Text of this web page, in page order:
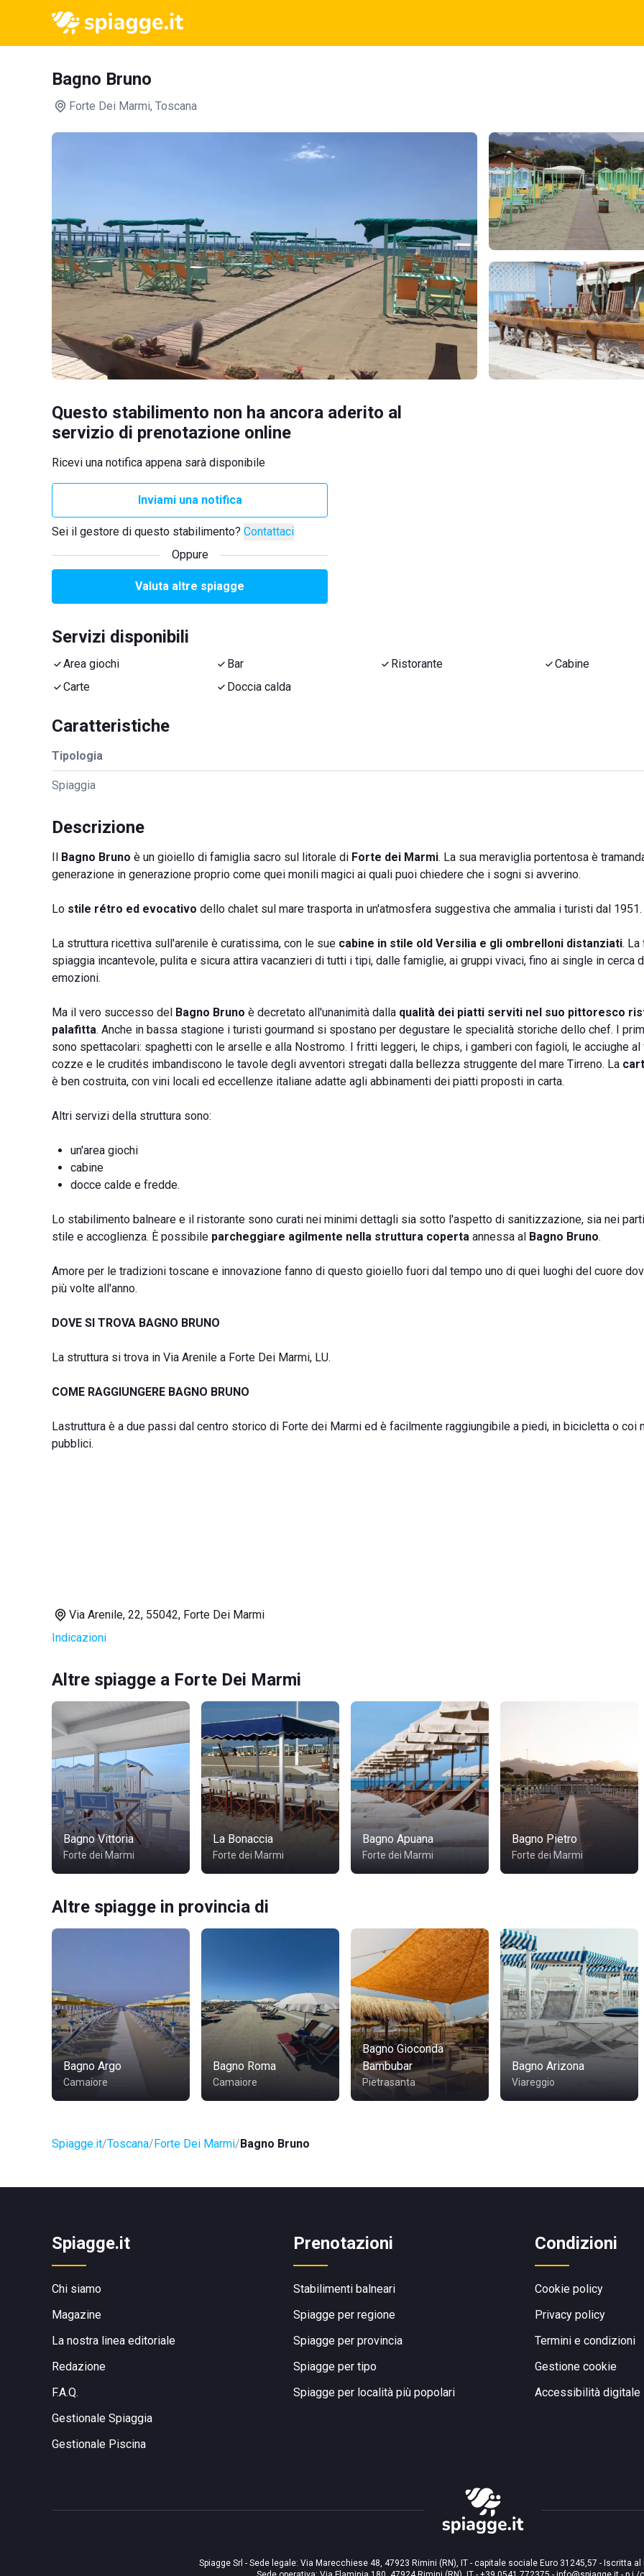
Bagno Bruno
Forte Dei Marmi, Toscana
Questo stabilimento non ha ancora aderito al
servizio di prenotazione online
Ricevi una notifica appena sarà disponibile
Inviami una notifica
Sei il gestore di questo stabilimento? Contattaci
Oppure
Valuta altre spiagge
Servizi disponibili
Area giochi Bar Ristorante
Cabine
Carte
Doccia calda
Caratteristiche
Tipologia
Spiaggia
Descrizione
Il Bagno Bruno è un gioiello di famiglia sacro sul litorale di Forte dei Marmi. La sua meraviglia portentosa è
generazione in generazione proprio come quei monili magici ai quali puoi chiedere che i sogni si avverino.
Lo stile rétro ed evocativo dello chalet sul mare trasporta in un'atmosfera suggestiva che ammalia i turisti dal 1951.
La struttura ricettiva sull'arenile è curatissima, con le sue cabine in stile old Versilia e gli ombrelloni distanziati. La
spiaggia incantevole, pulita e sicura attira vacanzieri di tutti i tipi, dalle famiglie, ai gruppi vivaci, fino ai single in cerca
emozioni.
Ma il vero successo del Bagno Bruno è decretato all'unanimità dalla qualità dei piatti serviti nel suo pittoresco
palafitta. Anche in bassa stagione i turisti gourmand si spostano per degustare le specialità storiche dello chef. I
sono spettacolari: spaghetti con le arselle e alla Nostromo. I fritti leggeri, le chips, i gamberi con fagioli, le acciughe al
cozze e le crudités imbandiscono le tavole degli avventori stregati dalla bellezza struggente del mare Tirreno. La
è ben costruita, con vini locali ed eccellenze italiane adatte agli abbinamenti dei piatti proposti in carta.
Altri servizi della struttura sono:
un'area giochi
cabine
docce calde e fredde.
Lo stabilimento balneare e il ristorante sono curati nei minimi dettagli sia sotto l'aspetto di sanitizzazione, sia nei
stile e accoglienza. È possibile parcheggiare agilmente nella struttura coperta annessa al Bagno Bruno.
Amore per le tradizioni toscane e innovazione fanno di questo gioiello fuori dal tempo uno di quei luoghi del cuore
più volte all'anno.
DOVE SI TROVA BAGNO BRUNO
La struttura si trova in Via Arenile a Forte Dei Marmi, LU.
COME RAGGIUNGERE BAGNO BRUNO
Lastruttura è a due passi dal centro storico di Forte dei Marmi ed è facilmente raggiungibile a piedi, in bicicletta o coi
pubblici.
Via Arenile, 22, 55042, Forte Dei Marmi
Indicazioni
Altre spiagge a Forte Dei Marmi
Bagno Vittoria
Forte dei Marmi
La Bonaccia
Forte dei Marmi
Bagno Apuana
Forte dei Marmi
Bagno Pietro
Forte dei Marmi
Altre spiagge in provincia di
Bagno Argo
Camaiore
Bagno Roma
Camaiore
Bagno Gioconda
Bambubar
Pietrasanta
Bagno Arizona
Viareggio
Spiagge.it Toscana Forte Dei Marmi Bagno Bruno
Spiagge.it
Chi siamo
Magazine
La nostra linea editoriale
Redazione
F.A.Q.
Gestionale Spiaggia
Gestionale Piscina
Prenotazioni
Stabilimenti balneari
Spiagge per regione
Spiagge per provincia
Spiagge per tipo
Spiagge per località più popolari
Condizioni
Cookie policy
Privacy policy
Termini e condizioni
Gestione cookie
Accessibilità digitale
Spiagge Srl - Sede legale: Via Marecchiese 48, 47923 Rimini (RN), IT - capitale sociale Euro 31245,57 - Iscritta